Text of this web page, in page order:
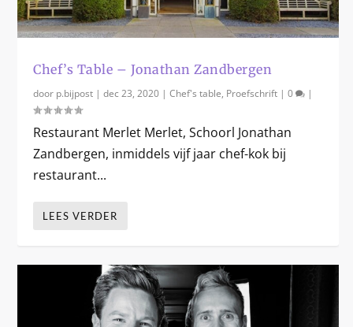
Chef’s Table – Jonathan Zandbergen
door p.bijpost |dec 23, 2020 |Chef's table, Proefschrift |0 |
Restaurant Merlet Merlet, Schoorl Jonathan
Zandbergen, inmiddels vijf jaar chef-kok bij
restaurant...
LEES VERDER